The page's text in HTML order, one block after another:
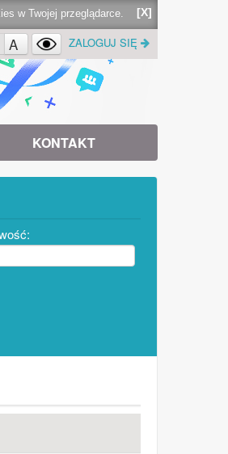
w Twojej przeglądarce. [X]
KONTAKT
A ZALOGUJ SIĘ